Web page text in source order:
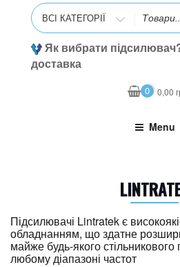
Search
for
Як вибрати
доставка
0 0,00
Menu
Підсилювачі Lintratek є
обладнанням, що здатне
майже будь-якого стільникового
любому діапазоні частот